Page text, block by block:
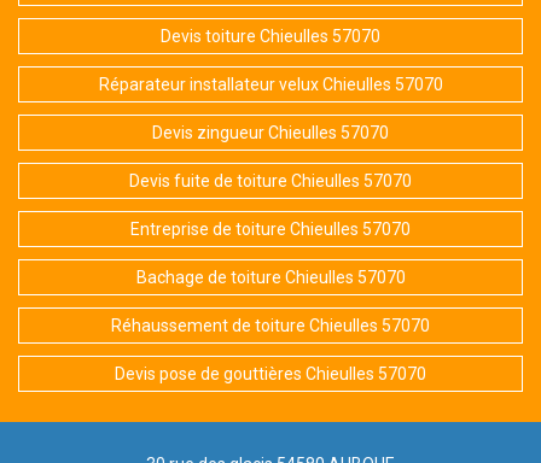
Devis toiture Chieulles 57070
Réparateur installateur velux Chieulles 57070
Devis zingueur Chieulles 57070
Devis fuite de toiture Chieulles 57070
Entreprise de toiture Chieulles 57070
Bachage de toiture Chieulles 57070
Réhaussement de toiture Chieulles 57070
Devis pose de gouttières Chieulles 57070